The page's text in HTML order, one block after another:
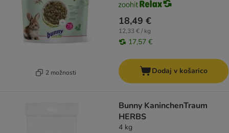
2 možnosti
18,49 €
12,33 € / kg
17,57 €
Dodaj v košarico
Bunny KaninchenTraum
HERBS
4 kg